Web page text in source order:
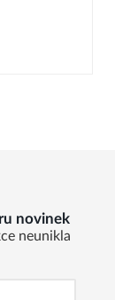
novinek
neunikla